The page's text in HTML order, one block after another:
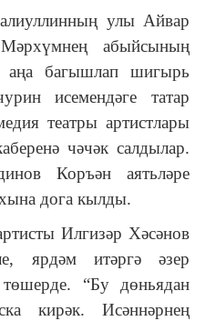
улы Айвар
абыйсының
аңа багышлап шигырь
исемендәге татар
театры артистлары
чәчәк салдылар.
Коръән аятьләре
дога кылды.
Илгизәр Хәсәнов
ярдәм итәргә әзер
“Бу дөньядан
кирәк. Исәннәрнең